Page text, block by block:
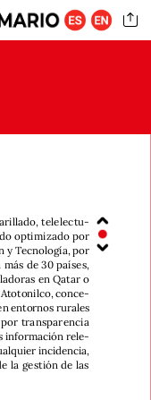
telelectu-
optimizado por
y Tecnología, por
más de 30 países,
en Qatar o
Atotonilco, conce-
entornosrurales
por transparencia
información rele-
incidencia,
la gestión de las